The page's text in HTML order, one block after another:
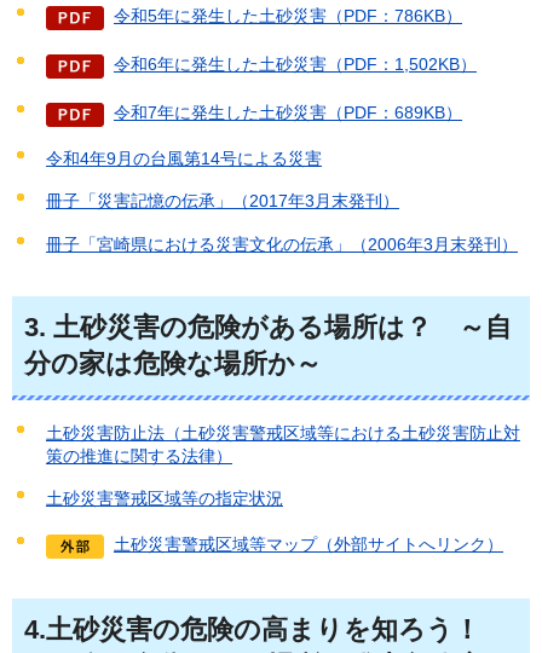
令和5年に発生した土砂災害（PDF：786KB）
令和6年に発生した土砂災害（PDF：1,502KB）
令和7年に発生した土砂災害（PDF：689KB）
令和4年9月の台風第14号による災害
冊子「災害記憶の伝承」（2017年3月末発刊）
冊子「宮崎県における災害文化の伝承」（2006年3月末発刊）
3. 土砂災害の危険がある場所は？ ～ 自
分の家は危険な場所か～
土砂災害防止法（土砂災害警戒区域等における土砂災害防止対
策の推進に関する法律）
土砂災害警戒区域等の指定状況
土砂災害警戒区域等マップ（外部サイトへリンク）
4.土砂災害の危険の高まりを知ろう ！